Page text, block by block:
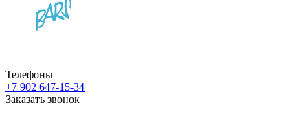
Телефоны
+7 902 647-15-34
Заказать звонок